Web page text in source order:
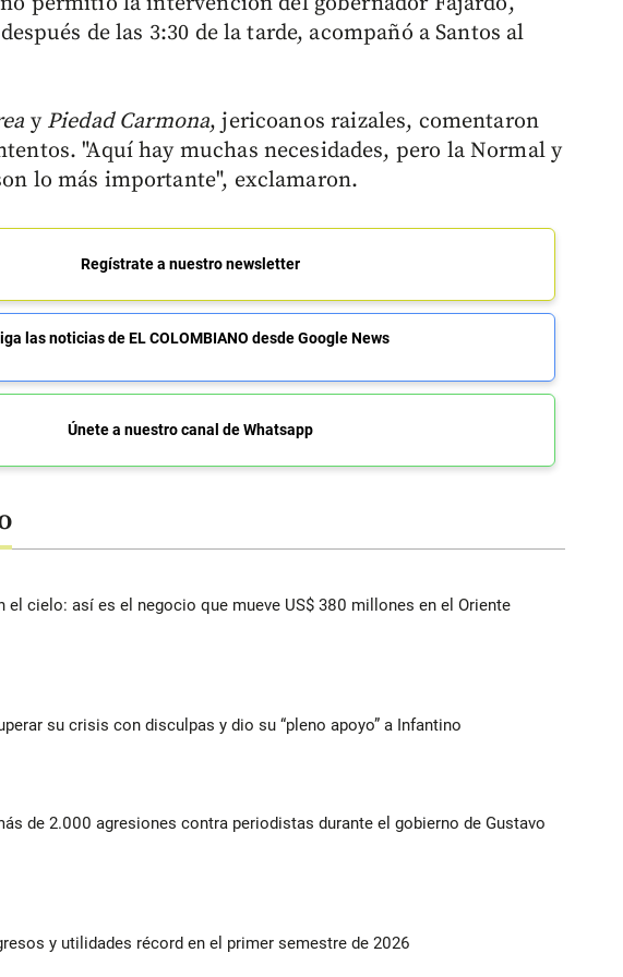
de las 3:30 de la tarde, acompañó a Santos al
y Piedad Carmona, jericoanos raizales, comentaron
"Aquí hay muchas necesidades, pero la Normal y
lo más importante", exclamaron.
Regístrate a nuestro newsletter
las noticias de EL COLOMBIANO desde Google News
Únete a nuestro canal de Whatsapp
el cielo: así es el negocio que mueve US$ 380 millones en el Oriente
su crisis con disculpas y dio su “pleno apoyo” a Infantino
de 2.000 agresiones contra periodistas durante el gobierno de Gustavo
y utilidades récord en el primer semestre de 2026